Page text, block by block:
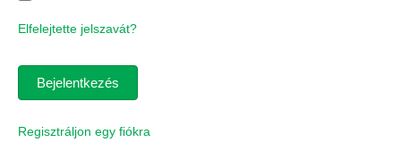
Elfelejtette jelszavát?
Regisztráljon egy fiókra